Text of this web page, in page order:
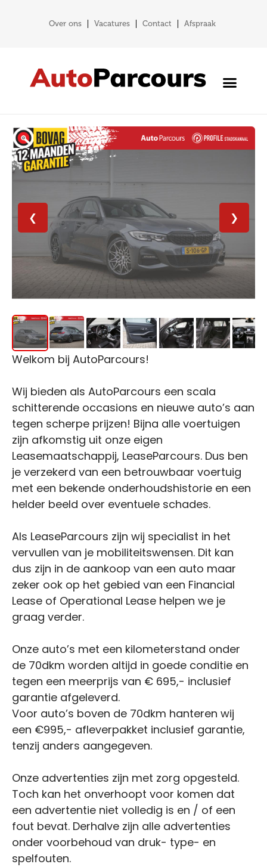
Over ons Vacatures Contact Afspraak
❮ ❯
Welkom bij AutoParcours!
Wij bieden als AutoParcours een scala
schitterende occasions en nieuwe auto’s aan
tegen scherpe prijzen! Bijna alle voertuigen
zijn afkomstig uit onze eigen
Leasemaatschappij, LeaseParcours. Dus ben
je verzekerd van een betrouwbaar voertuig
met een bekende onderhoudshistorie en een
helder beeld over eventuele schades.
Als LeaseParcours zijn wij specialist in het
vervullen van je mobiliteitswensen. Dit kan
dus zijn in de aankoop van een auto maar
zeker ook op het gebied van een Financial
Lease of Operational Lease helpen we je
graag verder.
Onze auto’s met een kilometerstand onder
de 70dkm worden altijd in goede conditie en
tegen een meerprijs van € 695,- inclusief
garantie afgeleverd.
Voor auto’s boven de 70dkm hanteren wij
een €995,- afleverpakket inclusief garantie,
tenzij anders aangegeven.
Onze advertenties zijn met zorg opgesteld.
Toch kan het onverhoopt voor komen dat
een advertentie niet volledig is en / of een
fout bevat. Derhalve zijn alle advertenties
onder voorbehoud van druk- type- en
spelfouten.